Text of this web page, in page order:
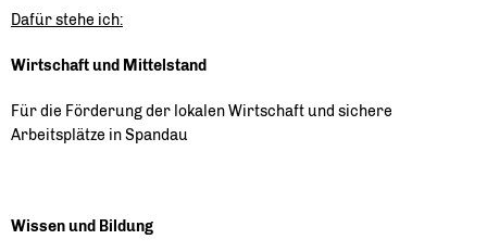
Dafür stehe ich:
Wirtschaft und Mittelstand
Für die Förderung der lokalen Wirtschaft und sichere
Arbeitsplätze in Spandau
Wissen und Bildung